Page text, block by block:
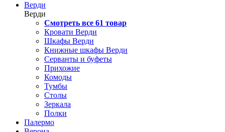
Верди
Верди
Смотреть все 61 товар
Кровати Верди
Шкафы Верди
Книжные шкафы Верди
Серванты и буфеты
Прихожие
Комоды
Тумбы
Столы
Зеркала
Полки
Палермо